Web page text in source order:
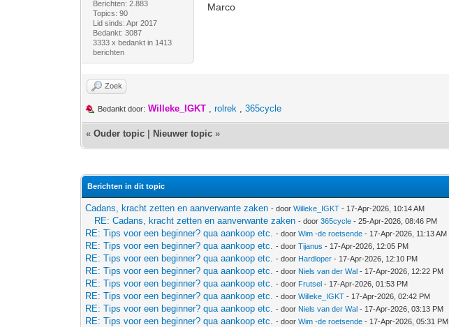
Berichten: 2.883
Topics: 90
Lid sinds: Apr 2017
Bedankt: 3087
3333 x bedankt in 1413
berichten
Marco
Zoek
Bedankt door: Willeke_IGKT ,rolrek ,365cycle
«Ouder topic Nieuwer topic »
Berichten in dit topic
Cadans, kracht zetten en aanverwante zaken - doorWilleke_IGKT - 17-Apr-2026, 10:14 AM
RE: Cadans, kracht zetten en aanverwante zaken - door365cycle - 25-Apr-2026, 08:46 PM
RE: Tips voor een beginner? qua aankoop etc. - doorWim -de roetsende - 17-Apr-2026, 11:13 AM
RE: Tips voor een beginner? qua aankoop etc. - doorTijanus - 17-Apr-2026, 12:05 PM
RE: Tips voor een beginner? qua aankoop etc. - door Hardloper - 17-Apr-2026, 12:10 PM
RE: Tips voor een beginner? qua aankoop etc. - door Niels van der Wal - 17-Apr-2026, 12:22 PM
RE: Tips voor een beginner? qua aankoop etc. - door Frutsel - 17-Apr-2026, 01:53 PM
RE: Tips voor een beginner? qua aankoop etc. - doorWilleke_IGKT - 17-Apr-2026, 02:42 PM
RE: Tips voor een beginner? qua aankoop etc. - door Niels van der Wal - 17-Apr-2026, 03:13 PM
RE: Tips voor een beginner? qua aankoop etc. - doorWim -de roetsende - 17-Apr-2026, 05:31 PM